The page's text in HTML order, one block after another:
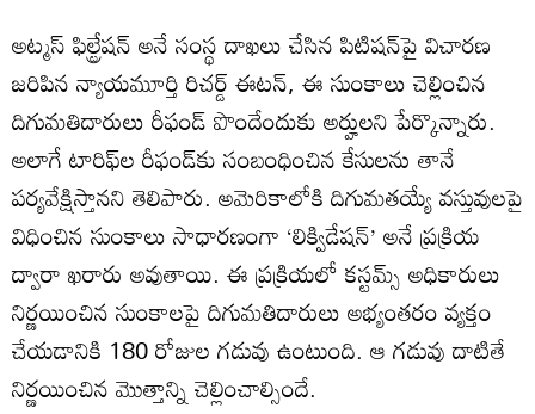
అట్మస్‌ ఫిల్ట్రేషన్‌ అనే సంస్థ దాఖలు చేసిన పిటిషన్‌పై విచారణ
జరిపిన న్యాయమూర్తి రిచర్డ్‌ ఈటన్‌, ఈ సుంకాలు చెల్లించిన
దిగుమతిదారులు రీఫండ్ పొందేందుకు అర్హులని పేర్కొన్నారు.
అలాగే టారిఫ్‌ల రీఫండ్‌కు సంబంధించిన కేసులను తానే
పర్యవేక్షిస్తానని తెలిపారు. అమెరికాలోకి దిగుమతయ్యే వస్తువులపై
విధించిన సుంకాలు సాధారణంగా ‘లిక్విడేషన్’ అనే ప్రక్రియ
ద్వారా ఖరారు అవుతాయి. ఈ ప్రక్రియలో కస్టమ్స్ అధికారులు
నిర్ణయించిన సుంకాలపై దిగుమతిదారులు అభ్యంతరం వ్యక్తం
చేయడానికి 180 రోజుల గడువు ఉంటుంది. ఆ గడువు దాటితే
నిర్ణయించిన మొత్తాన్ని చెల్లించాల్సిందే.